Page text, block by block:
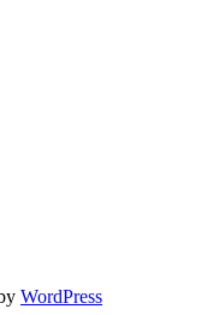
WordPress